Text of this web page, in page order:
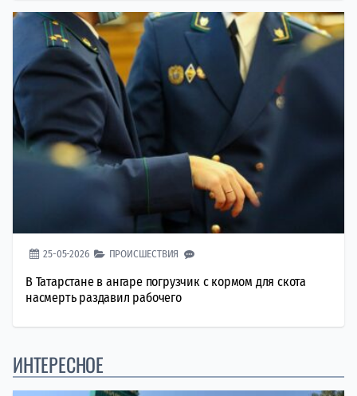
25-05-2026 ПРОИСШЕСТВИЯ
В Татарстане в ангаре погрузчик с кормом для скота
насмерть раздавил рабочего
ИНТЕРЕСНОЕ